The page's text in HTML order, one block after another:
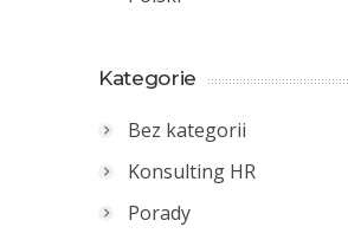
Kategorie
Bez kategorii
Konsulting HR
Porady